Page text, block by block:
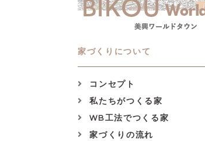
家づくりについて
コンセプト
私たちがつくる家
WB工法でつくる家
家づくりの流れ